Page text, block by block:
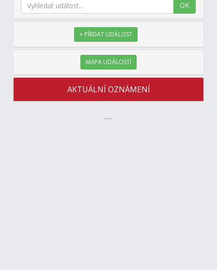
OK
+ PŘIDAT UDÁLOST
MAPA UDÁLOSTÍ
AKTUÁLNÍ OZNÁMENÍ
---